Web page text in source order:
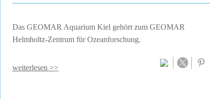
Das GEOMAR Aquarium Kiel gehört zum GEOMAR
Helmholtz-Zentrum für Ozeanforschung.
weiterlesen >>